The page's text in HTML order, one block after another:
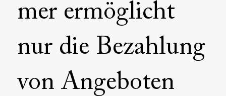
mer ermöglicht
nur die Bezahlung
von Angeboten